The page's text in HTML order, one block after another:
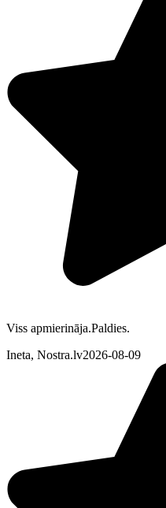
Viss apmierināja.Paldies.
Ineta, Nostra.lv2026-08-09